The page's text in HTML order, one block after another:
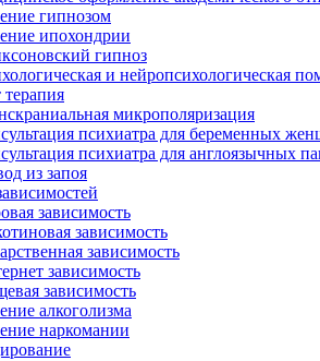
гипнозом
ипохондрии
гипноз
и нейропсихологическая
микрополяризация
психиатра для беременных
психиатра для англоязычных
из запоя
зависимость
зависимость
зависимость
зависимость
зависимость
алкоголизма
наркомании